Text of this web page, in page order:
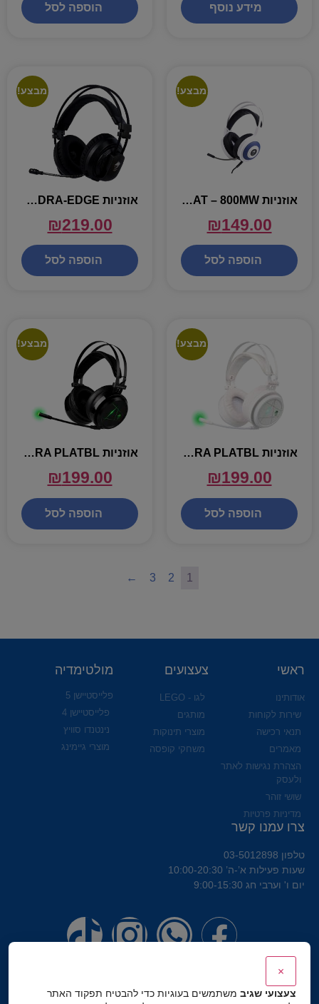
מידע נוסף הוספה לסל
מבצע!
אוזניות DRAGON COMBAT – 800MW
₪149.00
הוספה לסל
מבצע!
אוזניות DRAGON GPDRA-EDGE
₪219.00
הוספה לסל
מבצע!
אוזניות DRAGON PLATINUM – GPDRA PLATBL
₪199.00
הוספה לסל
מבצע!
אוזניות DRAGON PLATINUM – GPDRA PLATBL
₪199.00
הוספה לסל
1
2
3
←
ראשי
אודותינו
שירות לקוחות
תנאי רכישה
מאמרים
הצהרת נגישות לאתר
ולעסק
שושי זוהר
מדיניות פרטיות
צעצועים
לגו - LEGO
מותגים
מוצרי תינוקות
משחקי קופסה
מולטימדיה
פלייסטיישן 5
פלייסטיישן 4
נינטנדו סוויץ
מוצרי גיימינג
צרו עמנו קשר
טלפון 03-5012898
שעות פעילות א’-ה’ 10:00-20:30
יום ו' וערבי חג 9:00-15:30
×
צעצועי שגיב משתמשים בעוגיות כדי להבטיח תפקוד האתר